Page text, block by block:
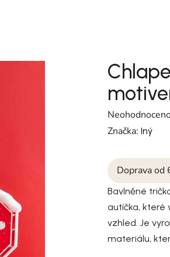
Průměrné
Značka:Iný
Doprava od
Bavlněné
autíčka, které
vzhled. Je
materiálu,